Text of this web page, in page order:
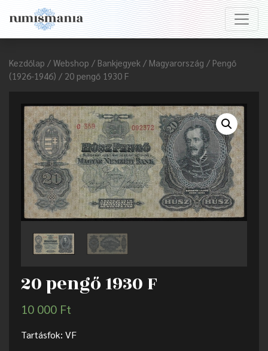
Kezdőlap / Webshop / Bankjegyek / Magyarország / Pengő
(1926-1946) / 20 pengő 1930 F
20 pengő 1930 F
10 000 Ft
Tartásfok: VF